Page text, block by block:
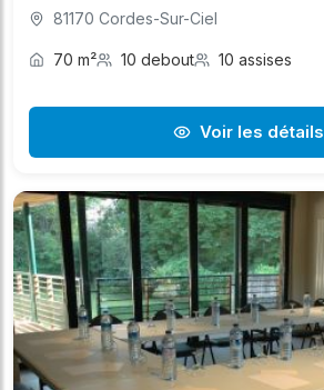
81170 Cordes-Sur-Ciel
70 m² 10 debout 10 assises
Voir les détails